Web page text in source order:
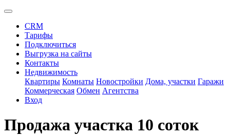
CRM
Тарифы
Подключиться
Выгрузка на сайты
Контакты
Недвижимость
Квартиры Комнаты Новостройки Дома, участки Гаражи
Коммерческая Обмен Агентства
Вход
Продажа участка 10 соток